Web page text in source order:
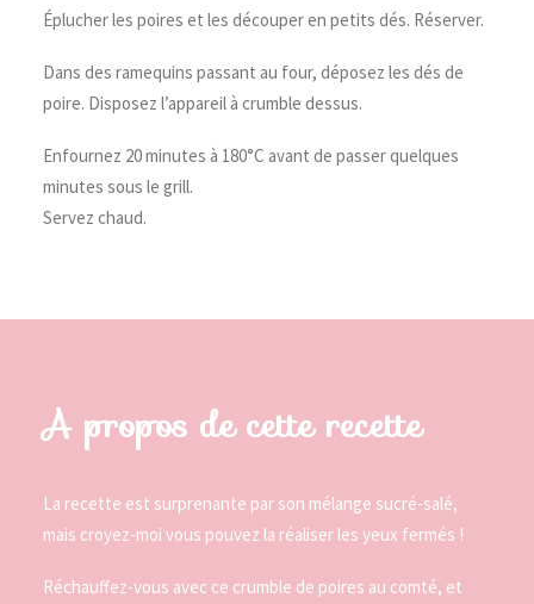
Éplucher les poires et les découper en petits dés. Réserver.
Dans des ramequins passant au four, déposez les dés de
poire. Disposez l’appareil à crumble dessus.
Enfournez 20 minutes à 180°C avant de passer quelques
minutes sous le grill.
Servez chaud.
A propos de cette recette
La recette est surprenante par son mélange sucré-salé,
mais croyez-moi vous pouvez la réaliser les yeux fermés !
Réchauffez-vous avec ce crumble de poires au comté, et